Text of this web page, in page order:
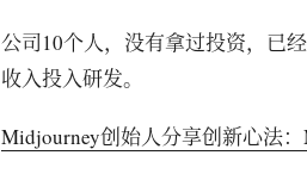
公司10个人，没有拿过投资，已
收入投入研发。
Midjourney创始人分享创新心法